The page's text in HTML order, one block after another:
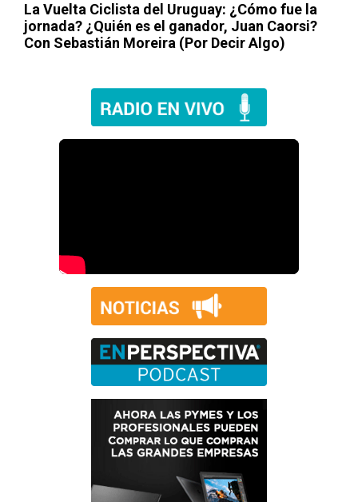
La Vuelta Ciclista del Uruguay: ¿Cómo fue la
jornada? ¿Quién es el ganador, Juan Caorsi?
Con Sebastián Moreira (Por Decir Algo)